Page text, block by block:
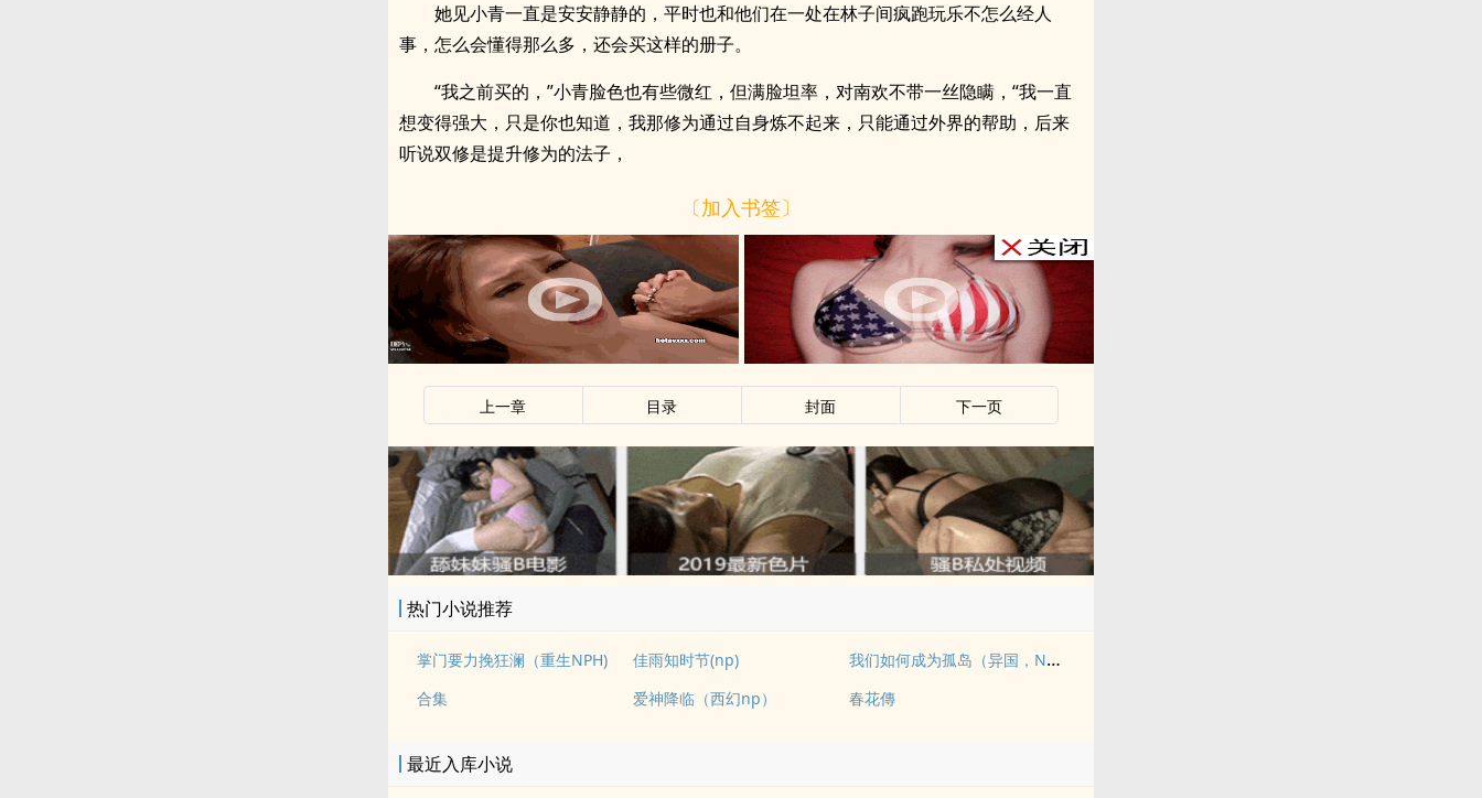
她见小青一直是安安静静的，平时也和他们在一处在林子间疯跑玩乐不怎么经人
事，怎么会懂得那么多，还会买这样的册子。
“我之前买的，”小青脸色也有些微红，但满脸坦率，对南欢不带一丝隐瞒，“我一直
想变得强大，只是你也知道，我那修为通过自身炼不起来，只能通过外界的帮助，后来
听说双修是提升修为的法子，
〔加入书签〕
上一章 目录 封面 下一页
热门小说推荐
掌门要力挽狂澜（重生NPH) 佳雨知时节(np) 我们如何成为孤岛（异国，NPH）
合集 爱神降临（西幻np） 春花傳
最近入库小说